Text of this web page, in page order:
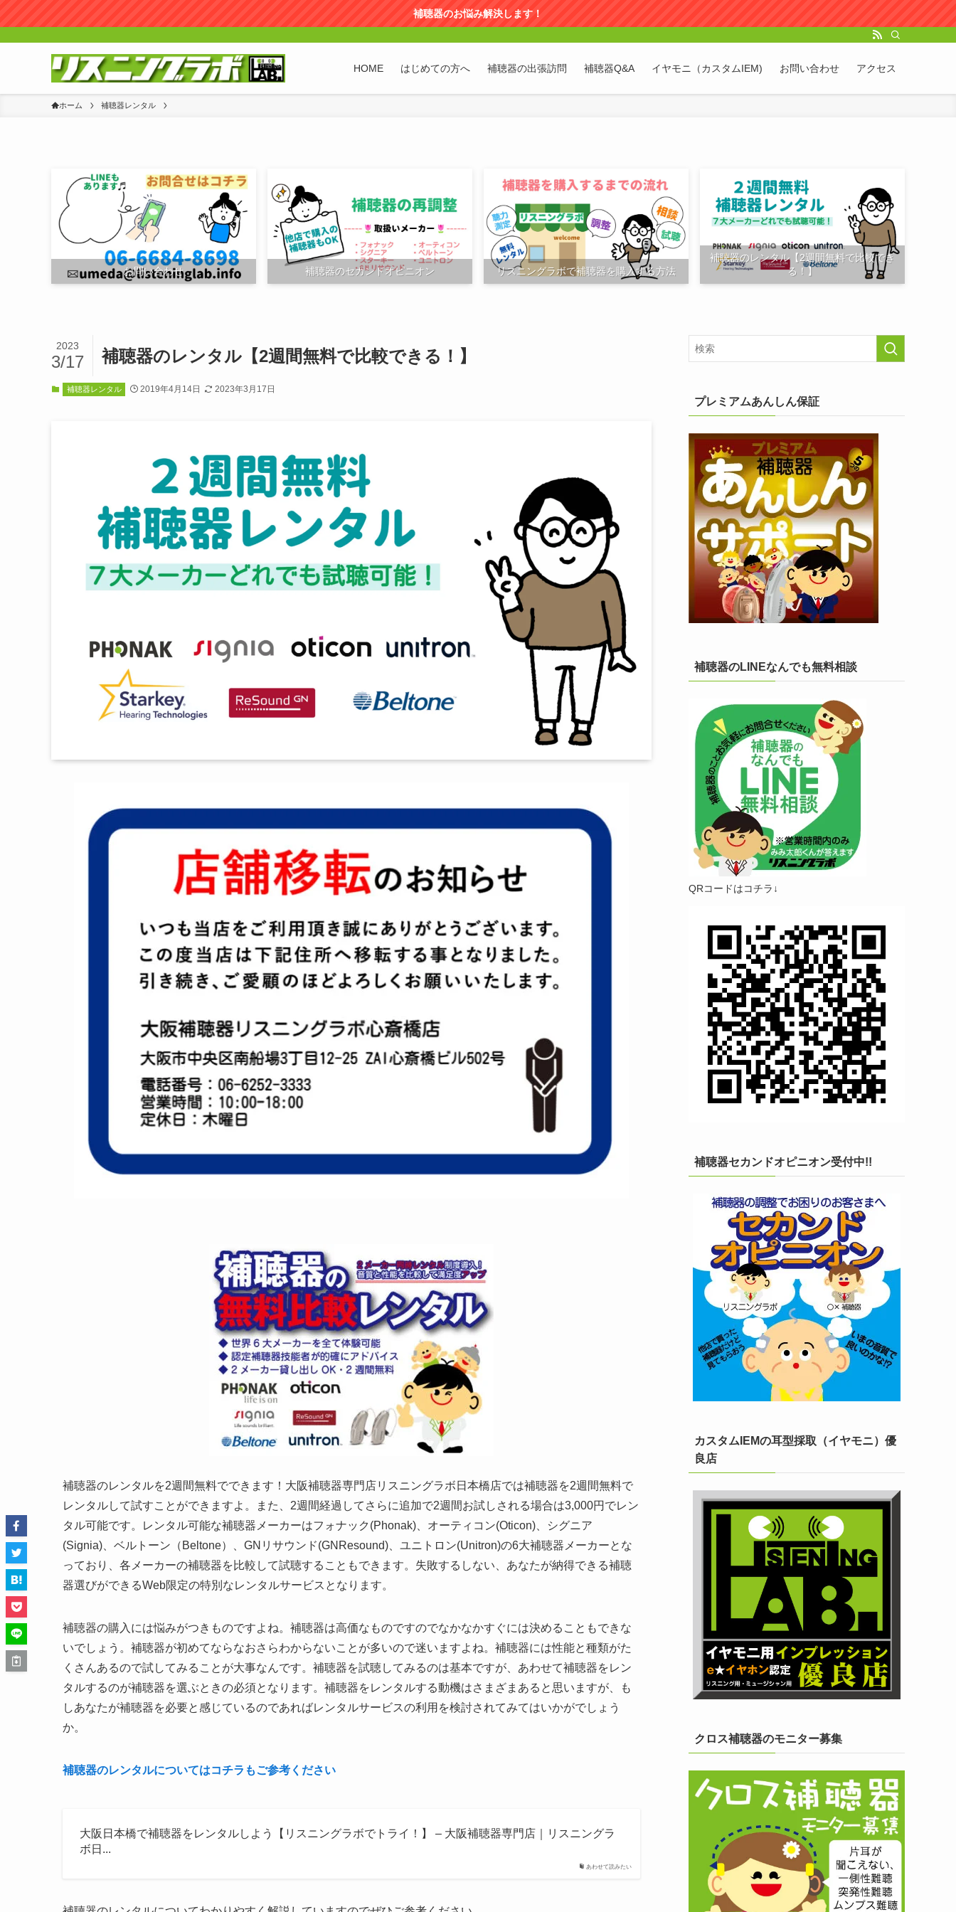
補聴器のお悩み解決します！
HOME はじめての方へ 補聴器の出張訪問 補聴器Q&A イヤモニ（カスタムIEM) お問い合わせ アクセス
ホーム 補聴器レンタル
お問い合わせ 補聴器のセカンドオピニオン リスニングラボで補聴器を購入する方法
補聴器のレンタル【2週間無料で比較でき
る！】
補聴器のレンタル【2週間無料で比較できる！】
2023
3/17
補聴器レンタル 2019年4月14日 2023年3月17日
補聴器のレンタルを2週間無料でできます！大阪補聴器専門店リスニングラボ日本橋店では補聴器を2週間無料で
レンタルして試すことができますよ。また、2週間経過してさらに追加で2週間お試しされる場合は3,000円でレン
タル可能です。レンタル可能な補聴器メーカーはフォナック(Phonak)、オーティコン(Oticon)、シグニア
(Signia)、ベルトーン（Beltone）、GNリサウンド(GNResound)、ユニトロン(Unitron)の6大補聴器メーカーとな
っており、各メーカーの補聴器を比較して試聴することもできます。失敗するしない、あなたが納得できる補聴
器選びができるWeb限定の特別なレンタルサービスとなります。
補聴器の購入には悩みがつきものですよね。補聴器は高価なものですのでなかなかすぐには決めることもできな
いでしょう。補聴器が初めてならなおさらわからないことが多いので迷いますよね。補聴器には性能と種類がた
くさんあるので試してみることが大事なんです。補聴器を試聴してみるのは基本ですが、あわせて補聴器をレン
タルするのが補聴器を選ぶときの必須となります。補聴器をレンタルする動機はさまざまあると思いますが、も
しあなたが補聴器を必要と感じているのであればレンタルサービスの利用を検討されてみてはいかがでしょう
か。
補聴器のレンタルについてはコチラもご参考ください
あわせて読みたい
大阪日本橋で補聴器をレンタルしよう【リスニングラボでトライ！】 – 大阪補聴器専門店｜リスニングラ
ボ日...
プレミアムあんしん保証
補聴器のLINEなんでも無料相談
QRコードはコチラ↓
補聴器セカンドオピニオン受付中!!
カスタムIEMの耳型採取（イヤモニ）優
良店
クロス補聴器のモニター募集